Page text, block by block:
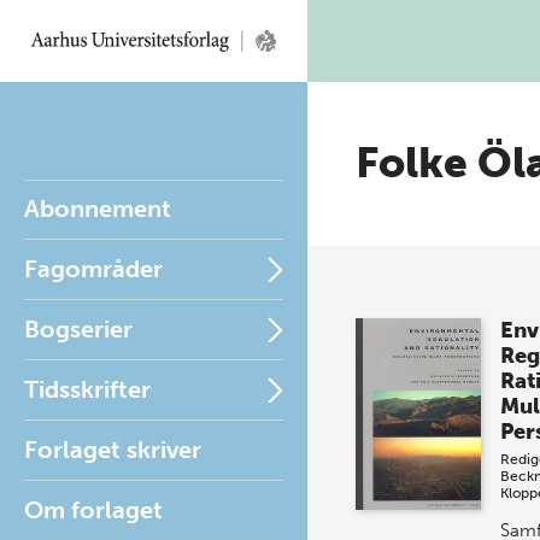
Abonnement
Fagområder
Bogserier
Tidsskrifter
Forlaget skriver
Om forlaget
Folke